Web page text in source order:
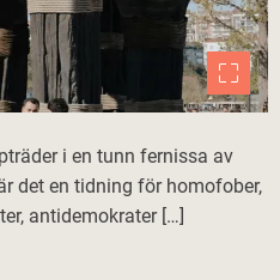
i en tunn fernissa av
det en tidning för homofober,
antidemokrater […]